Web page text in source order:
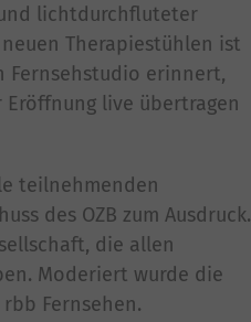
lichtdurchfluteter
Therapiestühlen ist
Fernsehstudio erinnert,
live übertragen
teilnehmenden
des OZB zum Ausdruck.
die allen
Moderiert wurde die
Fernsehen.